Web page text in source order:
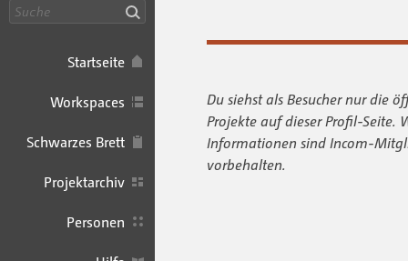
Startseite
Workspaces
Schwarzes Brett
Projektarchiv
Personen
Du siehst als Besucher nur die
Projekte auf dieser Profil-Seite.
Informationen sind Incom-
vorbehalten.